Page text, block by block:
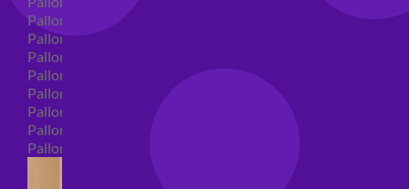
Palloncini Altre ricorrenze super shape
Palloncini 40 anni super shape
Palloncini Animali super shape
Palloncini 50 anni super shape
Palloncini 60/70/80/90/100 anni super shape
Palloncini matrimonio super shape
Palloncini anniversario super shape
Palloncini generici super shape